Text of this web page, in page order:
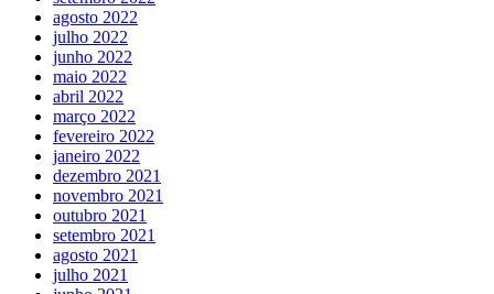
agosto 2022
julho 2022
junho 2022
maio 2022
abril 2022
março 2022
fevereiro 2022
janeiro 2022
dezembro 2021
novembro 2021
outubro 2021
setembro 2021
agosto 2021
julho 2021